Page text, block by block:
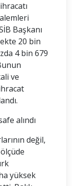
Başkanı
20 bin
4 bin 679
ve
alındı
değil,
yüksek